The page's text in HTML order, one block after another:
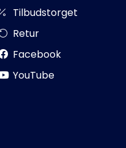
Tilbudstorget
Retur
Facebook
YouTube